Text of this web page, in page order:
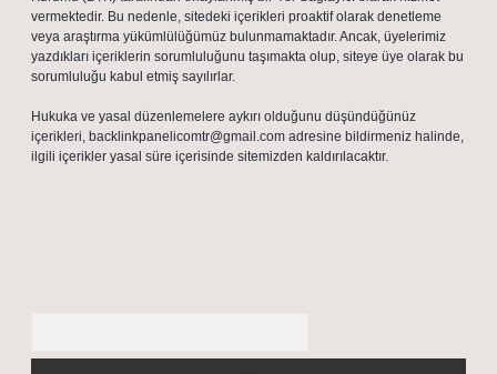
vermektedir. Bu nedenle, sitedeki içerikleri proaktif olarak denetleme
veya araştırma yükümlülüğümüz bulunmamaktadır. Ancak, üyelerimiz
yazdıkları içeriklerin sorumluluğunu taşımakta olup, siteye üye olarak bu
sorumluluğu kabul etmiş sayılırlar.
Hukuka ve yasal düzenlemelere aykırı olduğunu düşündüğünüz
içerikleri, backlinkpanelicomtr@gmail.com adresine bildirmeniz halinde,
ilgili içerikler yasal süre içerisinde sitemizden kaldırılacaktır.